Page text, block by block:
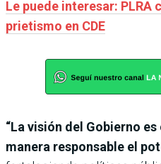
Le puede interesar: PLRA
prietismo en CDE
“La visión del Gobierno
manera responsable el